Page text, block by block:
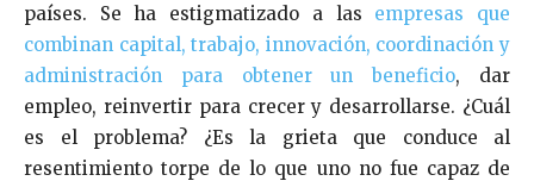
países. Se ha estigmatizado a las empresas que
combinan capital, trabajo, innovación, coordinación y
administración para obtener un beneficio, dar
empleo, reinvertir para crecer y desarrollarse. ¿Cuál
es el problema? ¿Es la grieta que conduce al
resentimiento torpe de lo que uno no fue capaz de